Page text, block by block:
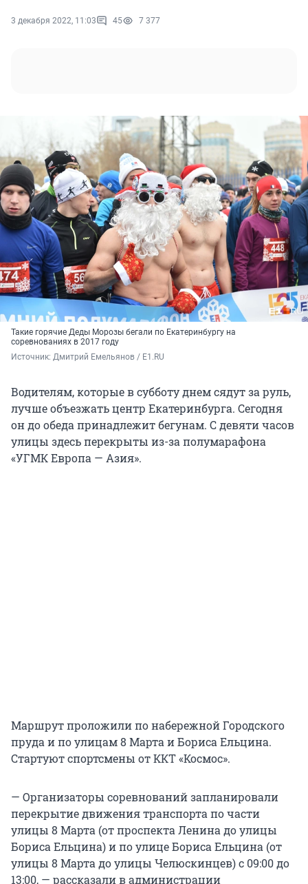
3 декабря 2022, 11:03 45 7 377
Такие горячие Деды Морозы бегали по Екатеринбургу на
соревнованиях в 2017 году
Источник: Дмитрий Емельянов / E1.RU
Водителям, которые в субботу днем сядут за руль,
лучше объезжать центр Екатеринбурга. Сегодня
он до обеда принадлежит бегунам. С девяти часов
улицы здесь перекрыты из-за полумарафона
«УГМК Европа — Азия».
Маршрут проложили по набережной Городского
пруда и по улицам 8 Марта и Бориса Ельцина.
Стартуют спортсмены от ККТ «Космос».
— Организаторы соревнований запланировали
перекрытие движения транспорта по части
улицы 8 Марта (от проспекта Ленина до улицы
Бориса Ельцина) и по улице Бориса Ельцина (от
улицы 8 Марта до улицы Челюскинцев) с 09:00 до
13:00, — рассказали в администрации